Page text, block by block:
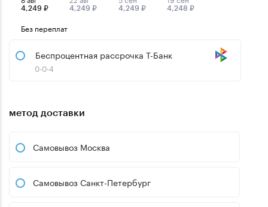
4,249 ₽ 4,249 ₽ 4,249 ₽ 4,248 ₽
Без переплат
Беспроцентная рассрочка Т-Банк
0-0-4
метод доставки
Самовывоз Москва
Самовывоз Санкт-Петербург